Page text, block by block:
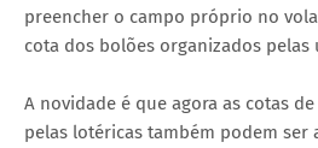
preencher o campo próprio no
cota dos bolões organizados pelas
A novidade é que agora as cotas
pelas lotéricas também podem